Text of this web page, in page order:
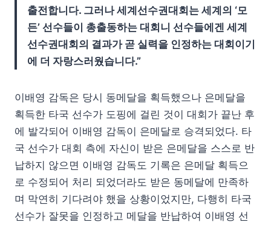
출전합니다. 그러나 세계선수권대회는 세계의 ‘모
든’ 선수들이 총출동하는 대회니 선수들에겐 세계
선수권대회의 결과가 곧 실력을 인정하는 대회이기
에 더 자랑스러웠습니다.”
이배영 감독은 당시 동메달을 획득했으나 은메달을
획득한 타국 선수가 도핑에 걸린 것이 대회가 끝난 후
에 발각되어 이배영 감독이 은메달로 승격되었다. 타
국 선수가 대회 측에 자신이 받은 은메달을 스스로 반
납하지 않으면 이배영 감독도 기록은 은메달 획득으
로 수정되어 처리 되었더라도 받은 동메달에 만족하
며 막연히 기다려야 했을 상황이었지만, 다행히 타국
선수가 잘못을 인정하고 메달을 반납하여 이배영 선